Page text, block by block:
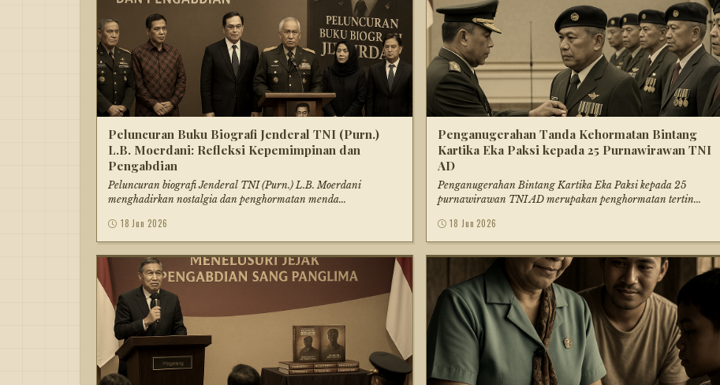
Peluncuran Buku Biografi Jenderal TNI (Purn.)
L.B. Moerdani: Refleksi Kepemimpinan dan
Pengabdian
Peluncuran biografi Jenderal TNI (Purn.) L.B. Moerdani
menghadirkan nostalgia dan penghormatan menda...
18 Jun 2026
Penganugerahan Tanda Kehormatan Bintang
Kartika Eka Paksi kepada 25 Purnawirawan TNI
AD
Penganugerahan Bintang Kartika Eka Paksi kepada 25
purnawirawan TNI AD merupakan penghormatan tertin...
18 Jun 2026